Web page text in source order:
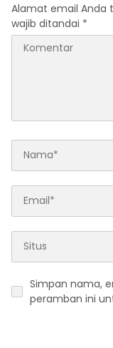
Alamat email Anda
wajib ditandai *
Simpan nama,
peramban ini